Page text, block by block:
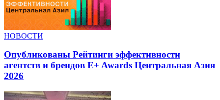
НОВОСТИ
Опубликованы Рейтинги эффективности
агентств и брендов E+ Awards Центральная Азия
2026